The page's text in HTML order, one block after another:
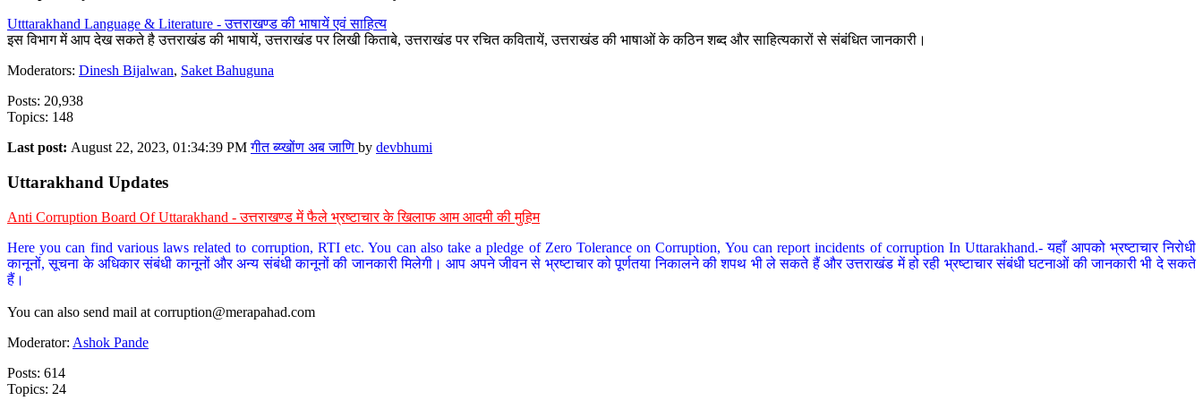
Utttarakhand Language & Literature - उत्तराखण्ड की भाषायें एवं साहित्य
इस विभाग में आप देख सकते है उत्तराखंड की भाषायें, उत्तराखंड पर लिखी किताबे, उत्तराखंड पर रचित कवितायें, उत्तराखंड की भाषाओं के कठिन शब्द और साहित्यकारों से संबंधित जानकारी।
Moderators: Dinesh Bijalwan, Saket Bahuguna
Posts: 20,938
Topics: 148
Last post: August 22, 2023, 01:34:39 PMगीत ब्य्खोंण अब जाणि by devbhumi
Uttarakhand Updates
Anti Corruption Board Of Uttarakhand - उत्तराखण्ड में फैले भ्रष्टाचार के खिलाफ आम आदमी की मुहिम
Here you can find various laws related to corruption, RTI etc. You can also take a pledge of Zero Tolerance on Corruption, You can report incidents of corruption In Uttarakhand.- यहाँ आपको भ्रष्टाचार निरोधी
कानूनों, सूचना के अधिकार संबंधी कानूनों और अन्य संबंधी कानूनों की जानकारी मिलेगी। आप अपने जीवन से भ्रष्टाचार को पूर्णतया निकालने की शपथ भी ले सकते हैं और उत्तराखंड में हो रही भ्रष्टाचार संबंधी घटनाओं की जानकारी भी दे सकते
हैं।
You can also send mail at corruption@merapahad.com
Moderator: Ashok Pande
Posts: 614
Topics: 24